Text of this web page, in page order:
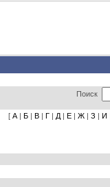
Поиск
[ А | Б | В | Г | Д | Е | Ж | З | И